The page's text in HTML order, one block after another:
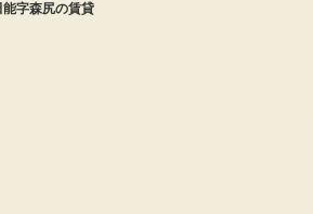
能字森尻の賃貸